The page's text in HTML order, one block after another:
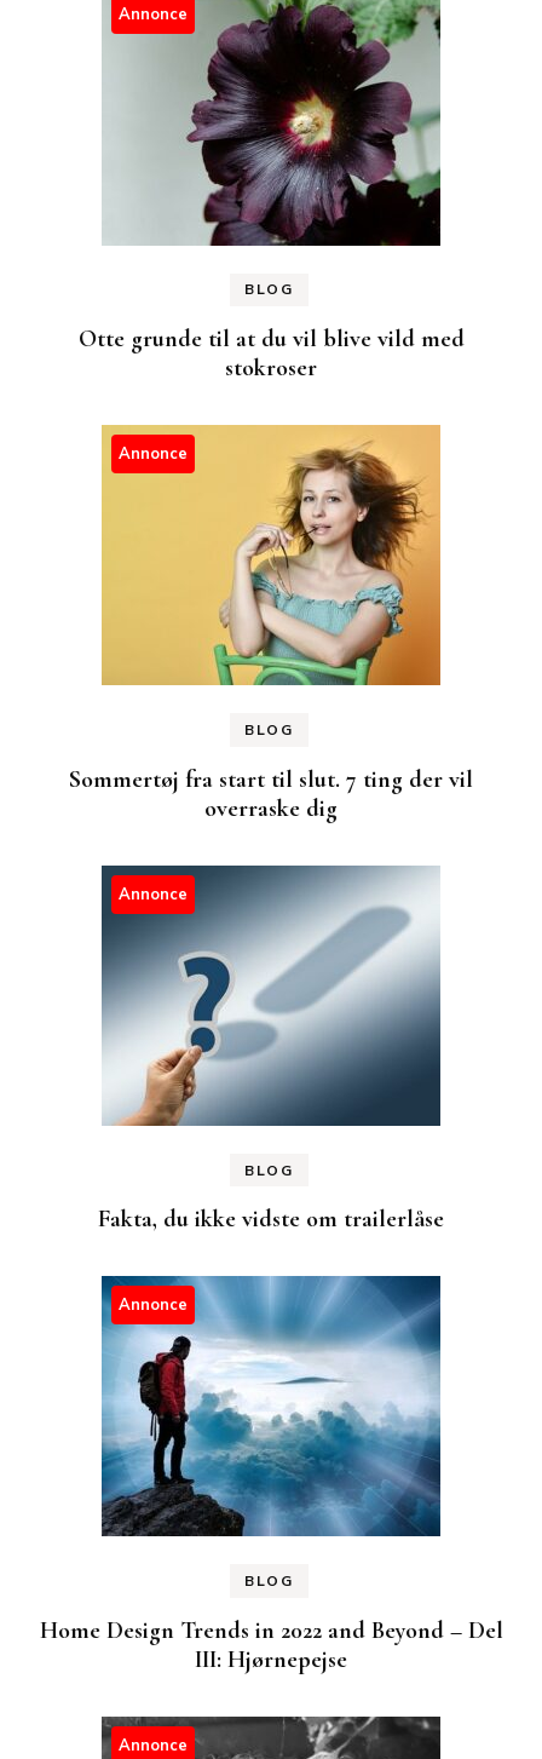
Annonce
BLOG
Otte grunde til at du vil blive vild med
stokroser
Annonce
BLOG
Sommertøj fra start til slut. 7 ting der vil
overraske dig
Annonce
BLOG
Fakta, du ikke vidste om trailerlåse
Annonce
BLOG
Home Design Trends in 2022 and Beyond – Del
III: Hjørnepejse
Annonce